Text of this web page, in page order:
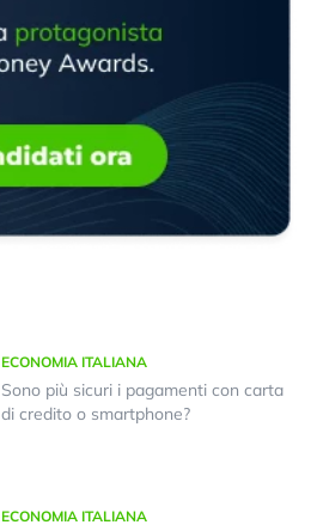
ECONOMIA ITALIANA
Sono più sicuri i pagamenti con carta
di credito o smartphone?
ECONOMIA ITALIANA